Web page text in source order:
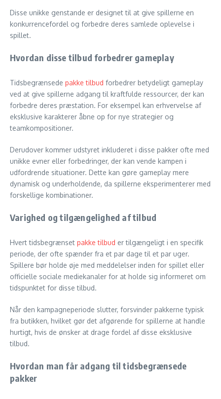
Disse unikke genstande er designet til at give spillerne en
konkurrencefordel og forbedre deres samlede oplevelse i
spillet.
Hvordan disse tilbud forbedrer gameplay
Tidsbegrænsede pakke tilbud forbedrer betydeligt gameplay
ved at give spillerne adgang til kraftfulde ressourcer, der kan
forbedre deres præstation. For eksempel kan erhvervelse af
eksklusive karakterer åbne op for nye strategier og
teamkompositioner.
Derudover kommer udstyret inkluderet i disse pakker ofte med
unikke evner eller forbedringer, der kan vende kampen i
udfordrende situationer. Dette kan gøre gameplay mere
dynamisk og underholdende, da spillerne eksperimenterer med
forskellige kombinationer.
Varighed og tilgængelighed af tilbud
Hvert tidsbegrænset pakke tilbud er tilgængeligt i en specifik
periode, der ofte spænder fra et par dage til et par uger.
Spillere bør holde øje med meddelelser inden for spillet eller
officielle sociale mediekanaler for at holde sig informeret om
tidspunktet for disse tilbud.
Når den kampagneperiode slutter, forsvinder pakkerne typisk
fra butikken, hvilket gør det afgørende for spillerne at handle
hurtigt, hvis de ønsker at drage fordel af disse eksklusive
tilbud.
Hvordan man får adgang til tidsbegrænsede
pakker